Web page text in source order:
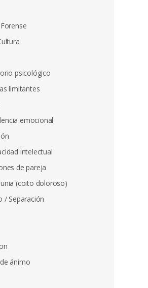
psicológico
limitantes
emocional
intelectual
de pareja
(coito doloroso)
/ Separación
ánimo